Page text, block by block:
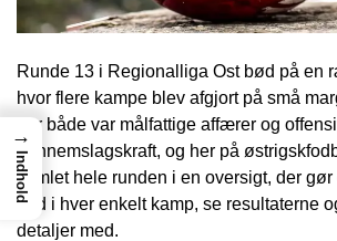
Runde 13 i Regionalliga Ost bød på en
hvor flere kampe blev afgjort på små
der både var målfattige affærer og
gennemslagskraft, og her på
samlet hele runden i en oversigt, der
ned i hver enkelt kamp, se resultaterne
detaljer med.
→
Indhold